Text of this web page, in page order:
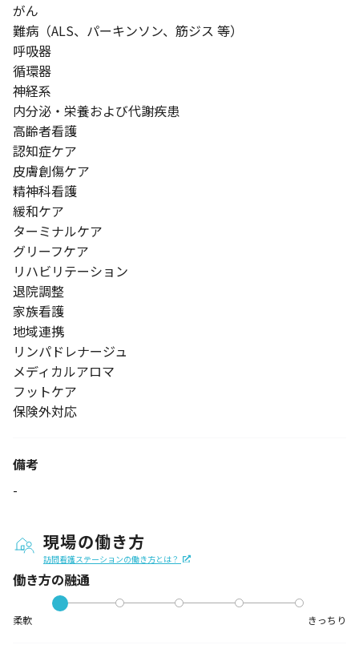
がん
難病（ALS、パーキンソン、筋ジス 等）
呼吸器
循環器
神経系
内分泌・栄養および代謝疾患
高齢者看護
認知症ケア
皮膚創傷ケア
精神科看護
緩和ケア
ターミナルケア
グリーフケア
リハビリテーション
退院調整
家族看護
地域連携
リンパドレナージュ
メディカルアロマ
フットケア
保険外対応
備考
-
現場の働き方
訪問看護ステーションの働き方とは？
働き方の融通
柔軟 きっちり